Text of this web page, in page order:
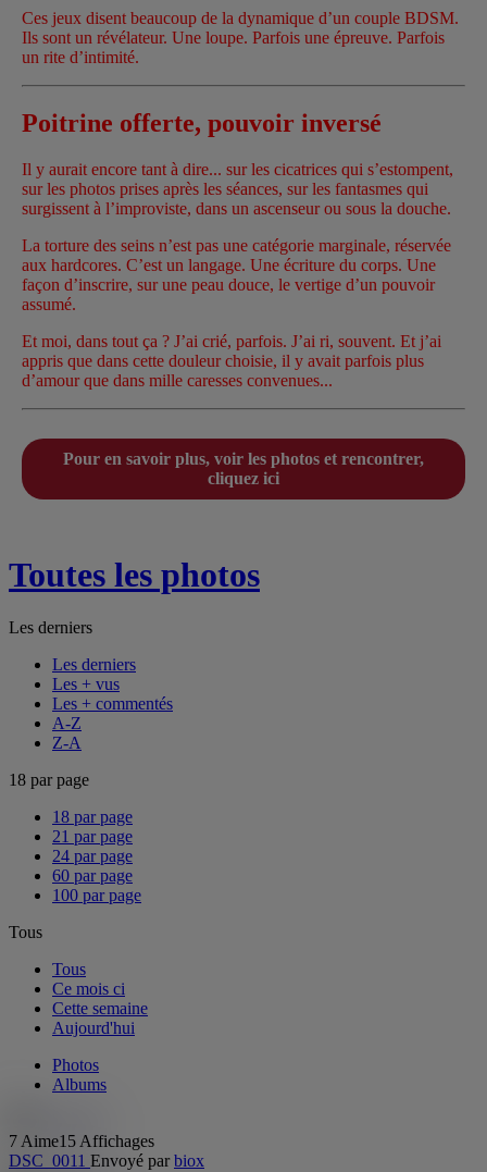
Ces jeux disent beaucoup de la dynamique d’un couple BDSM.
Ils sont un révélateur. Une loupe. Parfois une épreuve. Parfois
un rite d’intimité.
Poitrine offerte, pouvoir inversé
Il y aurait encore tant à dire... sur les cicatrices qui s’estompent,
sur les photos prises après les séances, sur les fantasmes qui
surgissent à l’improviste, dans un ascenseur ou sous la douche.
La torture des seins n’est pas une catégorie marginale, réservée
aux hardcores. C’est un langage. Une écriture du corps. Une
façon d’inscrire, sur une peau douce, le vertige d’un pouvoir
assumé.
Et moi, dans tout ça ? J’ai crié, parfois. J’ai ri, souvent. Et j’ai
appris que dans cette douleur choisie, il y avait parfois plus
d’amour que dans mille caresses convenues...
Pour en savoir plus, voir les photos et rencontrer,
cliquez ici
Toutes les photos
Les derniers
Les derniers
Les + vus
Les + commentés
A-Z
Z-A
18 par page
18 par page
21 par page
24 par page
60 par page
100 par page
Tous
Tous
Ce mois ci
Cette semaine
Aujourd'hui
Photos
Albums
7 Aime15 Affichages
DSC_0011 Envoyé par biox